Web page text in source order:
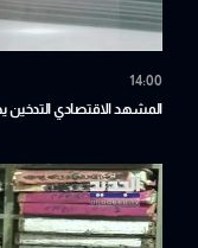
14:00
المشهد الاقتصادي التدخين يحاصر لبنان.. المرتبة الثانية عالميًا